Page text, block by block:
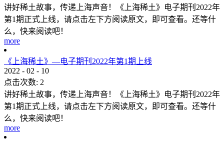
讲好稀土故事，传递上海声音！《上海稀土》电子期刊2022年
第1期正式上线，请点击左下方阅读原文，即可查看。还等什
么，快来阅读吧！
more
《上海稀土》—电子期刊2022年第1期上线
2022 - 02 - 10
点击次数: 2
讲好稀土故事，传递上海声音！《上海稀土》电子期刊2022年
第1期正式上线，请点击左下方阅读原文，即可查看。还等什
么，快来阅读吧！
more